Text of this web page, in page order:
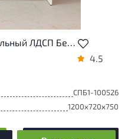
Стол прямоугольный ЛДСП Белый Россия
4.5
СПБ1-100526
1200x720x750